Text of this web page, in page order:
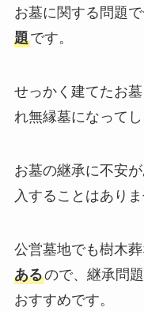
お墓に関する問題
題です。
せっかく建てたお
れ無縁墓になってし
お墓の継承に不安
入することはありま
公営墓地でも樹木
あるので、継承問
おすすめです。